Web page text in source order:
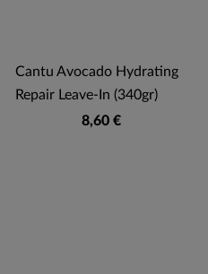
Cantu Avocado Hydrating
Repair Leave-In (340gr)
8,60 €